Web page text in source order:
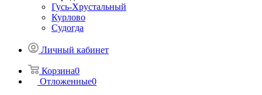
Гусь-Хрустальный
Курлово
Судогда
Личный кабинет
Корзина0
Отложенные0